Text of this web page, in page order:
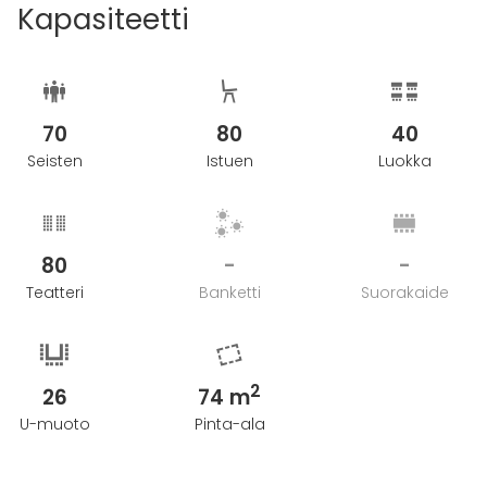
Kapasiteetti
70
Seisten
80
Istuen
40
Luokka
80
Teatteri
-
Banketti
-
Suorakaide
26
U-muoto
74 m2
Pinta-ala